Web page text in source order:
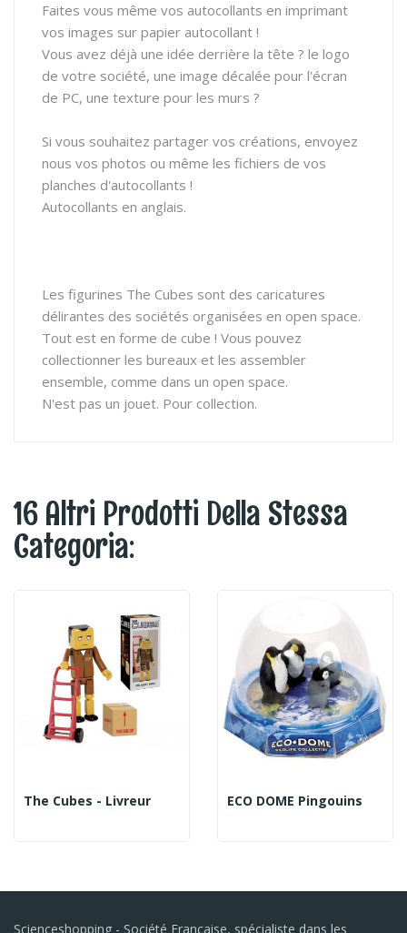
Faites vous même vos autocollants en imprimant
vos images sur papier autocollant !
Vous avez déjà une idée derrière la tête ? le logo
de votre société, une image décalée pour l'écran
de PC, une texture pour les murs ?
Si vous souhaitez partager vos créations, envoyez
nous vos photos ou même les fichiers de vos
planches d'autocollants !
Autocollants en anglais.
Les figurines The Cubes sont des caricatures
délirantes des sociétés organisées en open space.
Tout est en forme de cube ! Vous pouvez
collectionner les bureaux et les assembler
ensemble, comme dans un open space.
N'est pas un jouet. Pour collection.
16 Altri Prodotti Della Stessa
Categoria:
The Cubes - Livreur ECO DOME Pingouins
Scienceshopping - Société Française, spécialiste dans les